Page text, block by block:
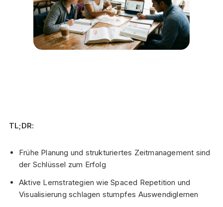
TL;DR:
Frühe Planung und strukturiertes Zeitmanagement sind
der Schlüssel zum Erfolg
Aktive Lernstrategien wie Spaced Repetition und
Visualisierung schlagen stumpfes Auswendiglernen